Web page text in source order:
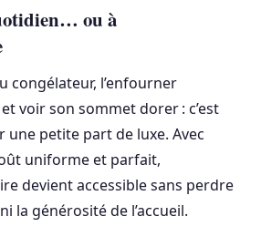
ou à
congélateur, l’enfourner
voir son sommet dorer : c’est
une petite part de luxe. Avec
uniforme et parfait,
devient accessible sans perdre
la générosité de l’accueil.